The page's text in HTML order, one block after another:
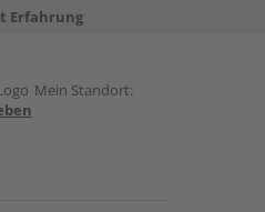
Erfahrung
Mein Standort: